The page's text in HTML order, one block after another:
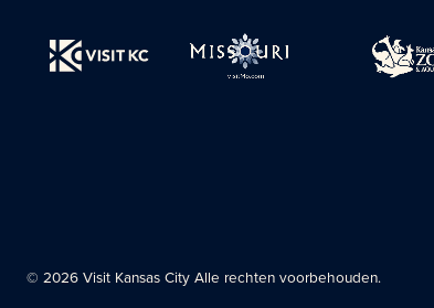
© 2026 Visit Kansas City Alle rechten voorbehouden.